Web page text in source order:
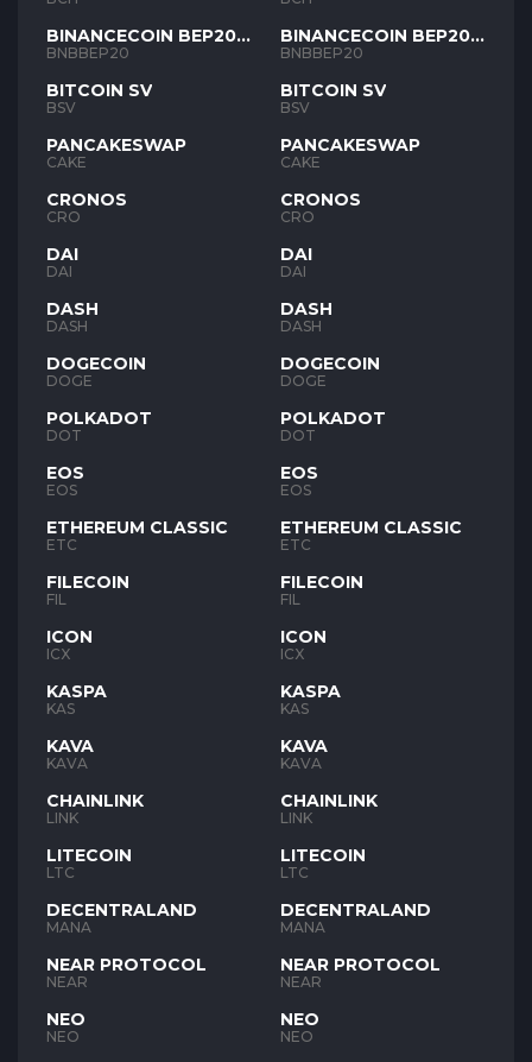
BINANCECOIN BEP20
BNB
BNBBEP20
BITCOIN SV
BSV
PANCAKESWAP
CAKE
CRONOS
CRO
DAI
DAI
DASH
DASH
DOGECOIN
DOGE
POLKADOT
DOT
EOS
EOS
ETHEREUM CLASSIC
ETC
FILECOIN
FIL
ICON
ICX
KASPA
KAS
KAVA
KAVA
CHAINLINK
LINK
LITECOIN
LTC
DECENTRALAND
MANA
NEAR PROTOCOL
NEAR
NEO
NEO
BINANCECOIN BEP20
BNB
BNBBEP20
BITCOIN SV
BSV
PANCAKESWAP
CAKE
CRONOS
CRO
DAI
DAI
DASH
DASH
DOGECOIN
DOGE
POLKADOT
DOT
EOS
EOS
ETHEREUM CLASSIC
ETC
FILECOIN
FIL
ICON
ICX
KASPA
KAS
KAVA
KAVA
CHAINLINK
LINK
LITECOIN
LTC
DECENTRALAND
MANA
NEAR PROTOCOL
NEAR
NEO
NEO